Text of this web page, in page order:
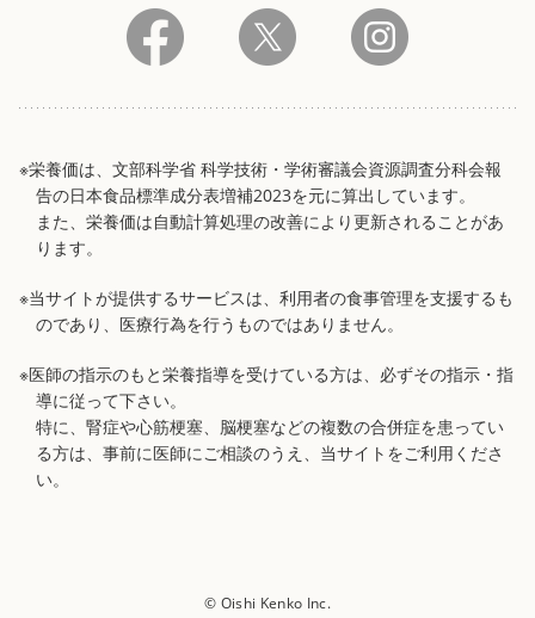
※栄養価は、文部科学省 科学技術・学術審議会資源調査分科会報
告の日本食品標準成分表増補2023を元に算出しています。
また、栄養価は自動計算処理の改善により更新されることがあ
ります。
※当サイトが提供するサービスは、利用者の食事管理を支援するも
のであり、医療行為を行うものではありません。
※医師の指示のもと栄養指導を受けている方は、必ずその指示・指
導に従って下さい。
特に、腎症や心筋梗塞、脳梗塞などの複数の合併症を患ってい
る方は、事前に医師にご相談のうえ、当サイトをご利用くださ
い。
© Oishi Kenko Inc.